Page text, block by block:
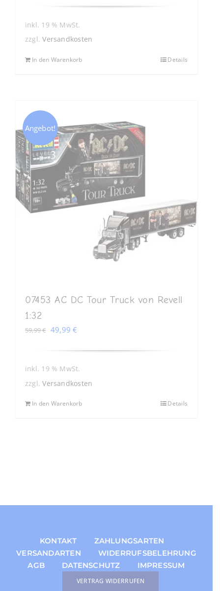
war:
69,99 €
ist:
59,99 €.
inkl. 19 % MwSt.
zzgl.Versandkosten
In den Warenkorb Details
Angebot!
07453 AC DC Tour Truck von Revell
1:32
59,99€ Ursprünglicher
war:
59,99 €
49,99€
ist:
49,99 €.
inkl. 19 % MwSt.
zzgl.Versandkosten
In den Warenkorb Details
KONTAKT
ZAHLUNGSARTEN
VERSANDARTEN
WIDERRUFSBELEHRUNG
AGB
DATENSCHUTZ IMPRESSUM
VERTRAG WIDERRUFEN